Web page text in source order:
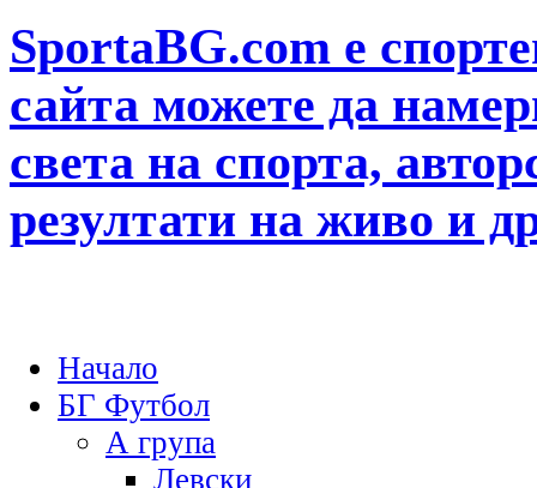
SportaBG.com е
сайта можете да
света на спорта,
резултати на живо и
Начало
БГ Футбол
А група
Левски